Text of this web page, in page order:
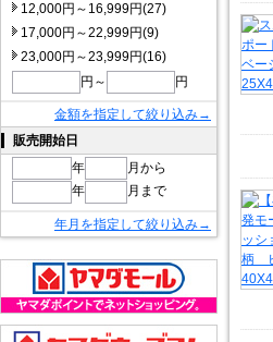
12,000円～16,999円(27)
17,000円～22,999円(9)
23,000円～23,999円(16)
円～
円
金額を指定して絞り込み→
販売開始日
年
月から
年
月まで
年月を指定して絞り込み→